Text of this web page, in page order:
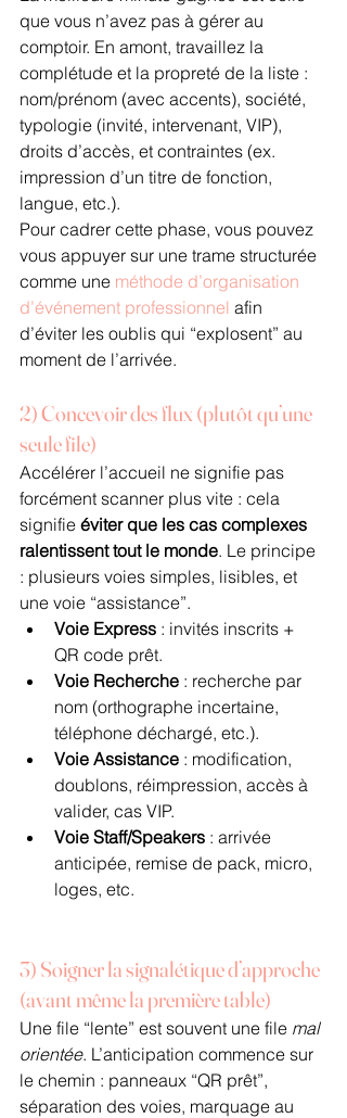
que vous n’avez pas à gérer au
comptoir. En amont, travaillez la
complétude et la propreté de la liste :
nom/prénom (avec accents), société,
typologie (invité, intervenant, VIP),
droits d’accès, et contraintes (ex.
impression d’un titre de fonction,
langue, etc.).
Pour cadrer cette phase, vous pouvez
vous appuyer sur une trame structurée
comme une méthode d’organisation
d’événement professionnel afin
d’éviter les oublis qui “explosent” au
moment de l’arrivée.
2) Concevoir des flux (plutôt qu’une
seule file)
Accélérer l’accueil ne signifie pas
forcément scanner plus vite : cela
signifie éviter que les cas complexes
ralentissent tout le monde. Le principe
: plusieurs voies simples, lisibles, et
une voie “assistance”.
Voie Express : invités inscrits +
QR code prêt.
Voie Recherche : recherche par
nom (orthographe incertaine,
téléphone déchargé, etc.).
Voie Assistance : modification,
doublons, réimpression, accès à
valider, cas VIP.
Voie Staff/Speakers : arrivée
anticipée, remise de pack, micro,
loges, etc.
3) Soigner la signalétique d’approche
(avant même la première table)
Une file “lente” est souvent une file mal
orientée. L’anticipation commence sur
le chemin : panneaux “QR prêt”,
séparation des voies, marquage au